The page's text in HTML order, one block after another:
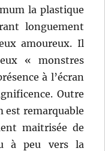
la plastique
longuement
amoureux. Il
« monstres
à l’écran
Outre
est remarquable
maitrisée de
à peu vers la